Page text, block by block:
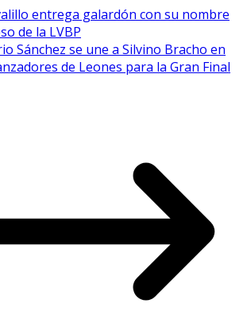
entrega galardón con su nombre
de la LVBP
Sánchez se une a Silvino Bracho en
de Leones para la Gran Final